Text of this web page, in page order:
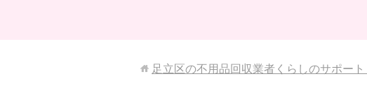
足立区の不用品回収業者くらしのサポート